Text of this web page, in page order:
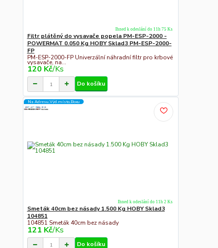
Filtr plátěný do vysavače popela PM-ESP-2000 -
POWERMAT 0.050 Kg HOBY Sklad3 PM-ESP-2000-
FP
PM-ESP-2000-FP Univerzální náhradní filtr pro krbové
vysavače, na...
120 Kč/Ks
Ihned k odeslání do 11h 75 Ks
Do košíku
Na Adresu,Výd.místo,Boxu
Smeták 40cm bez násady 1.500 Kg HOBY Sklad3
104851
104851 Smeták 40cm bez násady
121 Kč/Ks
Ihned k odeslání do 11h 2 Ks
Do košíku